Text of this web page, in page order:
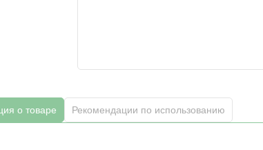
о товаре Рекомендации по использованию